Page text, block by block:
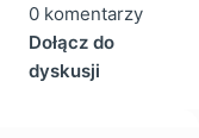
0 komentarzy
Dołącz do
dyskusji